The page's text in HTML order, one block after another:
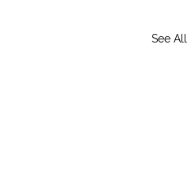
See All